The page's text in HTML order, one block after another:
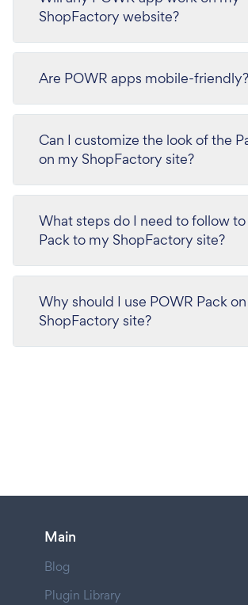
ShopFactory website?
Are POWR apps mobile-friendly?
Can I customize the look of the
on my ShopFactory site?
What steps do I need to follow
Pack to my ShopFactory site?
Why should I use POWR Pack
ShopFactory site?
Main
Blog
Plugin Library